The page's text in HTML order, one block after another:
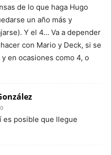
de lo que haga Hugo
un año más y
Y el 4… Va a depender
con Mario y Deck, si se
en ocasiones como 4, o
es posible que llegue